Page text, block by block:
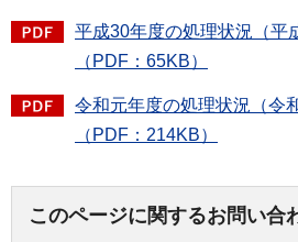
平成30年度の処理状況（平
（PDF：65KB）
令和元年度の処理状況（令
（PDF：214KB）
このページに関するお問い合